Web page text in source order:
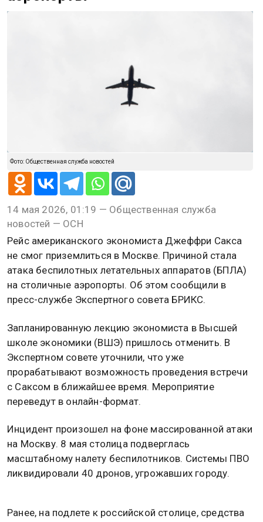
Фото: Общественная служба новостей
14 мая 2026, 01:19 — Общественная служба
новостей — ОСН
Рейс американского экономиста Джеффри Сакса
не смог приземлиться в Москве. Причиной стала
атака беспилотных летательных аппаратов (БПЛА)
на столичные аэропорты. Об этом сообщили в
пресс-службе Экспертного совета БРИКС.
Запланированную лекцию экономиста в Высшей
школе экономики (ВШЭ) пришлось отменить. В
Экспертном совете уточнили, что уже
прорабатывают возможность проведения встречи
с Саксом в ближайшее время. Мероприятие
переведут в онлайн-формат.
Инцидент произошел на фоне массированной атаки
на Москву. 8 мая столица подверглась
масштабному налету беспилотников. Системы ПВО
ликвидировали 40 дронов, угрожавших городу.
Ранее, на подлете к российской столице, средства